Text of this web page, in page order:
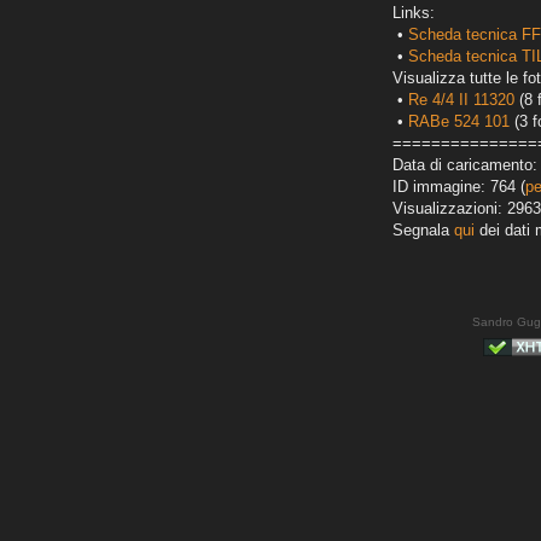
Links:
• Scheda tecnica
• Scheda tecnica
Visualizza tutte le
• Re 4/4 II 11320 (8
• RABe 524 101 (3
Data di caricamento:
ID immagine: 764 (
Visualizzazioni: 2963
Segnala qui dei dati
Sandro